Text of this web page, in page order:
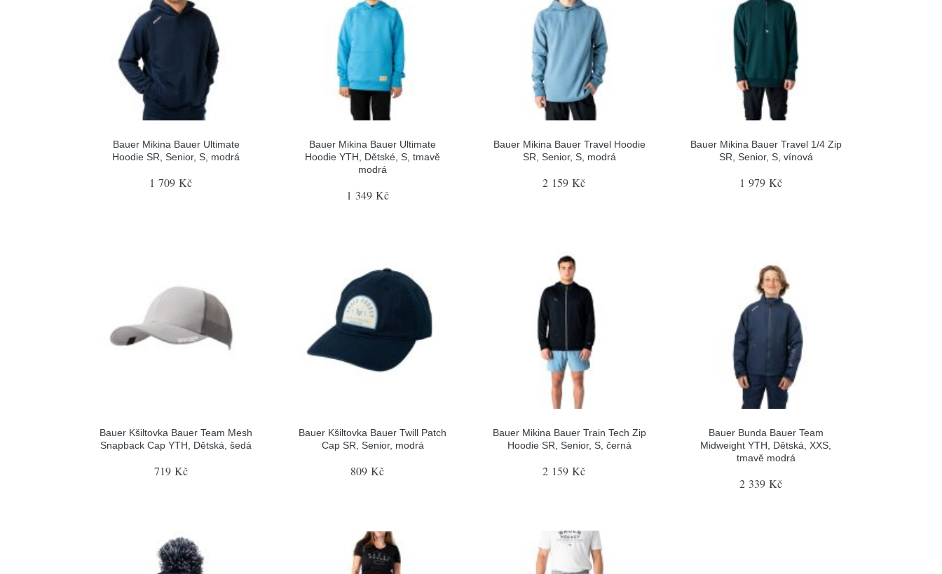
Bauer Mikina Bauer Ultimate
Hoodie SR, Senior, S, modrá
1 709 Kč
Bauer Mikina Bauer Ultimate
Hoodie YTH, Dětské, S, tmavě
modrá
1 349 Kč
Bauer Mikina Bauer Travel Hoodie
SR, Senior, S, modrá
2 159 Kč
Bauer Mikina Bauer Travel 1/4 Zip
SR, Senior, S, vínová
1 979 Kč
Bauer Kšiltovka Bauer Team Mesh
Snapback Cap YTH, Dětská, šedá
719 Kč
Bauer Kšiltovka Bauer Twill Patch
Cap SR, Senior, modrá
809 Kč
Bauer Mikina Bauer Train Tech Zip
Hoodie SR, Senior, S, černá
2 159 Kč
Bauer Bunda Bauer Team
Midweight YTH, Dětská, XXS,
tmavě modrá
2 339 Kč